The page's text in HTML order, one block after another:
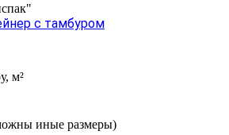
с тамбуром
м²
иные размеры)